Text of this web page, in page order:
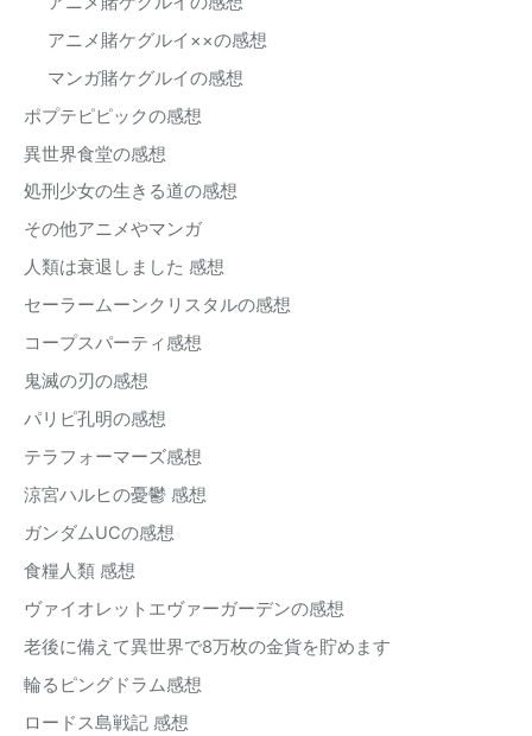
アニメ賭ケグルイ××の感想
マンガ賭ケグルイの感想
ポプテピピックの感想
異世界食堂の感想
処刑少女の生きる道の感想
その他アニメやマンガ
人類は衰退しました 感想
セーラームーンクリスタルの感想
コープスパーティ感想
鬼滅の刃の感想
パリピ孔明の感想
テラフォーマーズ感想
涼宮ハルヒの憂鬱 感想
ガンダムUCの感想
食糧人類 感想
ヴァイオレットエヴァーガーデンの感想
老後に備えて異世界で8万枚の金貨を貯めます
輪るピングドラム感想
ロードス島戦記 感想